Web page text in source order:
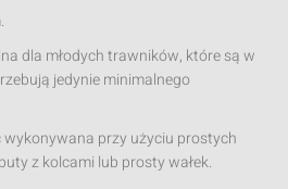
dla młodych trawników, które są w
jedynie minimalnego
wykonywana przy użyciu prostych
z kolcami lub prosty wałek.